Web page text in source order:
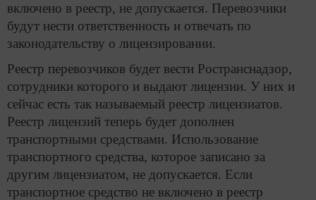
включено в реестр, не допускается. Перевозчики
будут нести ответственность и отвечать по
законодательству о лицензировании.
Реестр перевозчиков будет вести Ространснадзор,
сотрудники которого и выдают лицензии. У них и
сейчас есть так называемый реестр лицензиатов.
Реестр лицензий теперь будет дополнен
транспортными средствами. Использование
транспортного средства, которое записано за
другим лицензиатом, не допускается. Если
транспортное средство не включено в реестр